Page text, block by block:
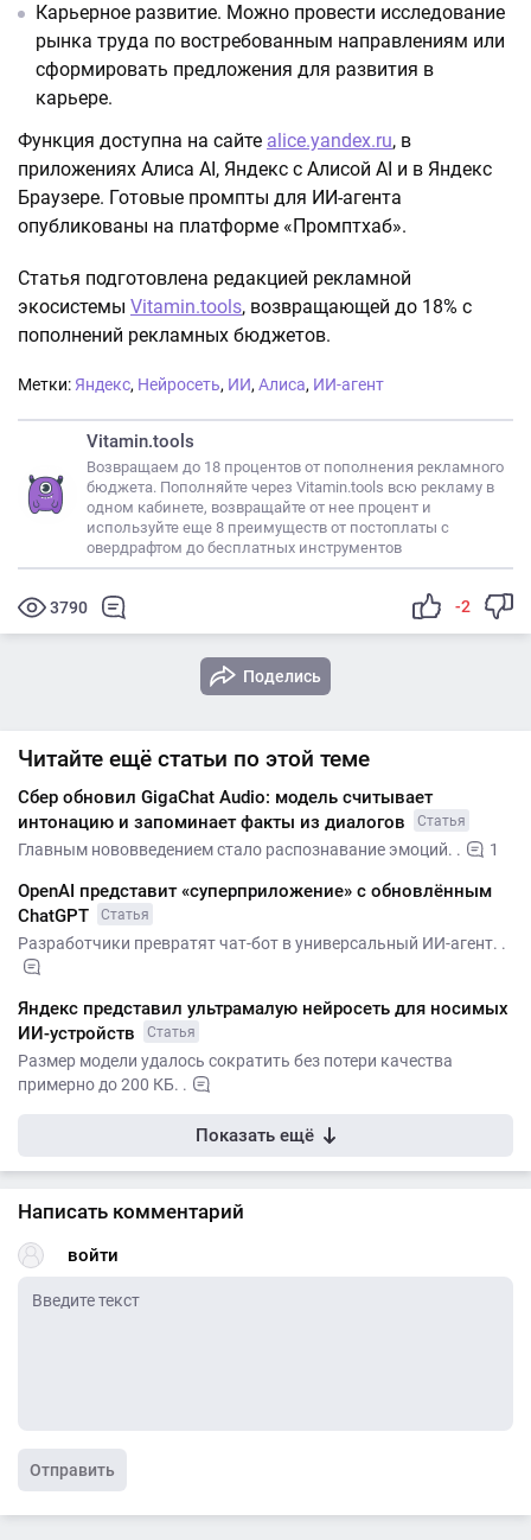
Карьерное развитие. Можно провести исследование
рынка труда по востребованным направлениям или
сформировать предложения для развития в
карьере.
Функция доступна на сайте alice.yandex.ru, в
приложениях Алиса AI, Яндекс с Алисой AI и в Яндекс
Браузере. Готовые промпты для ИИ-агента
опубликованы на платформе «Промптхаб».
Статья подготовлена редакцией рекламной
экосистемы Vitamin.tools, возвращающей до 18% с
пополнений рекламных бюджетов.
Метки: Яндекс, Нейросеть, ИИ, Алиса, ИИ-агент
Vitamin.tools
Возвращаем до 18 процентов от пополнения рекламного
бюджета. Пополняйте через Vitamin.tools всю рекламу в
одном кабинете, возвращайте от нее процент и
используйте еще 8 преимуществ от постоплаты с
овердрафтом до бесплатных инструментов
3790 -2
Поделись
Читайте ещё статьи по этой теме
Сбер обновил GigaChat Audio: модель считывает
интонацию и запоминает факты из диалогов
Статья
Главным нововведением стало распознавание эмоций. . 1
OpenAI представит «суперприложение» с обновлённым
ChatGPT
Статья
Разработчики превратят чат-бот в универсальный ИИ-агент. .
Яндекс представил ультрамалую нейросеть для носимых
ИИ-устройств
Статья
Размер модели удалось сократить без потери качества
примерно до 200 КБ. .
Показать ещё
Написать комментарий
войти
Отправить